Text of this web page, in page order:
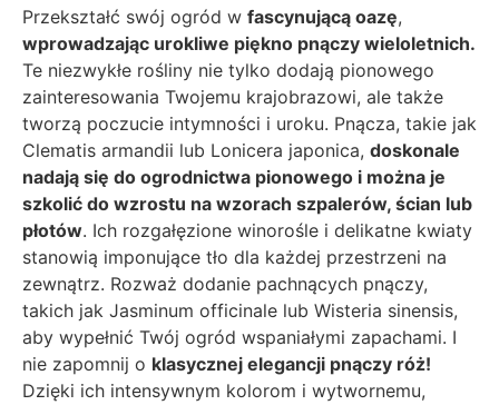
Przekształć swój ogród w fascynującą oazę,
wprowadzając urokliwe piękno pnączy wieloletnich.
Te niezwykłe rośliny nie tylko dodają pionowego
zainteresowania Twojemu krajobrazowi, ale także
tworzą poczucie intymności i uroku. Pnącza, takie jak
Clematis armandii lub Lonicera japonica, doskonale
nadają się do ogrodnictwa pionowego i można je
szkolić do wzrostu na wzorach szpalerów, ścian lub
płotów. Ich rozgałęzione winorośle i delikatne kwiaty
stanowią imponujące tło dla każdej przestrzeni na
zewnątrz. Rozważ dodanie pachnących pnączy,
takich jak Jasminum officinale lub Wisteria sinensis,
aby wypełnić Twój ogród wspaniałymi zapachami. I
nie zapomnij o klasycznej elegancji pnączy róż!
Dzięki ich intensywnym kolorom i wytwornemu,